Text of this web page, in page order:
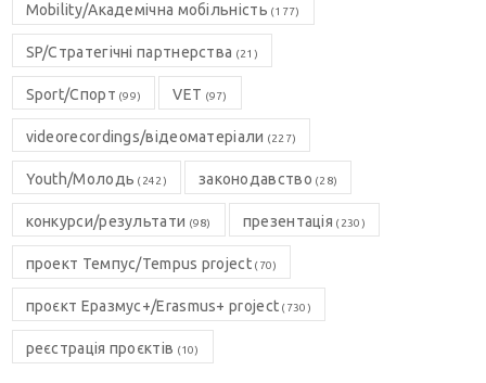
Mobility/Академічна мобільність (177)
SP/Стратегічні партнерства (21)
Sport/Спорт (99) VET (97)
videorecordings/відеоматеріали (227)
Youth/Молодь (242) законодавство (28)
конкурси/результати (98) презентація (230)
проект Темпус/Tempus project(70)
проєкт Еразмус+/Erasmus+ project (730)
реєстрація проєктів (10)